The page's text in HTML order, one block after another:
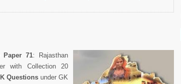
Paper 71: Rajasthan
with Collection 20
Questions under GK